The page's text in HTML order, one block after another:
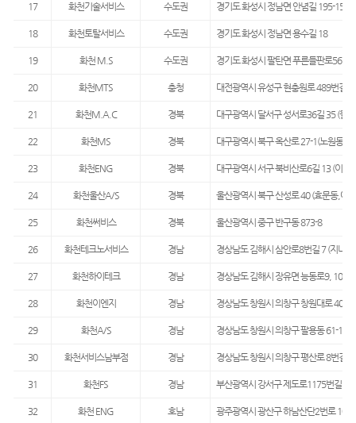
17 화천기술서비스 수도권 경기도 화성시 정남면 안념길 195-15 (
18 화천토탈서비스 수도권 경기도 화성시 정남면 용수길 18
19 화천 M.S 수도권 경기도 화성시 팔탄면 푸른들판로567
20 화천MTS 충청 대전광역시 유성구 현충원로 489번길
21 화천M.A.C 경북 대구광역시 달서구 성서로36길 35 (월
22 화천MS 경북 대구광역시 북구 옥산로 27-1(노원동1
23 화천ENG 경북 대구광역시 서구 북비산로6길 13 (이현
24 화천울산A/S 경북 울산광역시 북구 산성로 40 (효문동,아
25 화천써비스 경북 울산광역시 중구 반구동 873-8
26 화천테크노서비스 경남 경상남도 김해시 삼안로8번길 7 (지내동)
27 화천하이테크 경남 경상남도 김해시 장유면 능동로9, 102(
28 화천이엔지 경남 경상남도 창원시 의창구 창원대로 400
29 화천A/S 경남 경상남도 창원시 의창구 팔용동 61-16
30 화천서비스남부점 경남 경상남도 창원시 의창구 평산로 8번길
31 화천FS 경남 부산광역시 강서구 제도로1175번길
32 화천 ENG 호남 광주광역시 광산구 하남산단2번로 108